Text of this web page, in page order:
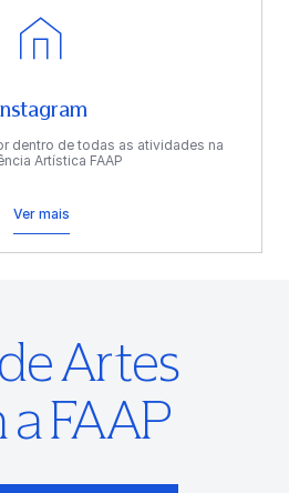
dentro de todas as atividades na
Artística FAAP
Ver mais
Artes
FAAP